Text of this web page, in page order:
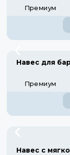
Премиум
Навес для
Премиум
Навес с